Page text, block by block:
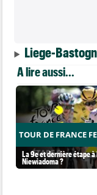
Liege-
A lire aussi...
TOUR DE FRANCE
La 9e et dernière étape
Niewiadoma ?